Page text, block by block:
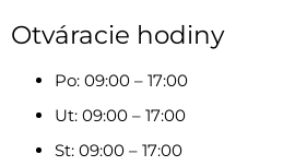
Otváracie hodiny
Po: 09:00 – 17:00
Ut: 09:00 – 17:00
St: 09:00 – 17:00